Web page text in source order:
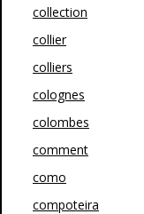
collection
collier
colliers
colognes
colombes
comment
como
compoteira